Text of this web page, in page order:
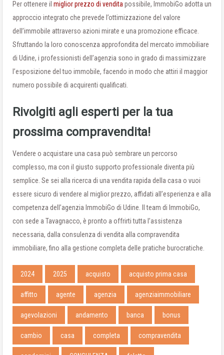
Per ottenere il miglior prezzo di vendita possibile, ImmobiGo adotta un
approccio integrato che prevede l’ottimizzazione del valore
dell’immobile attraverso azioni mirate e una promozione efficace.
Sfruttando la loro conoscenza approfondita del mercato immobiliare
di Udine, i professionisti dell’agenzia sono in grado di massimizzare
l’esposizione del tuo immobile, facendo in modo che attiri il maggior
numero possibile di acquirenti qualificati.
Rivolgiti agli esperti per la tua
prossima compravendita!
Vendere o acquistare una casa può sembrare un percorso
complesso, ma con il giusto supporto professionale diventa più
semplice. Se sei alla ricerca di una vendita rapida della casa o vuoi
essere sicuro di vendere al miglior prezzo, affidati all’esperienza e alla
competenza dell’agenzia ImmobiGo di Udine. Il team di ImmobiGo,
con sede a Tavagnacco, è pronto a offrirti tutta l’assistenza
necessaria, dalla consulenza di vendita alla compravendita
immobiliare, fino alla gestione completa delle pratiche burocratiche.
2024 2025 acquisto acquisto prima casa
affitto agente agenzia agenziaimmobiliare
agevolazioni andamento banca bonus
cambio casa completa compravendita